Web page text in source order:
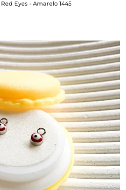
Eyes - Amarelo 1445